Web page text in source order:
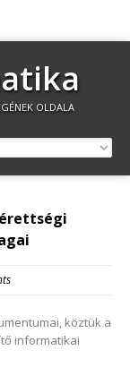
OLDALA
köztük a
informatikai